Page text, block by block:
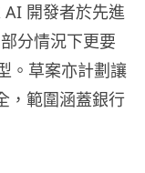
開發者於先進
分情況下更要
。草案亦計劃讓
，範圍涵蓋銀行